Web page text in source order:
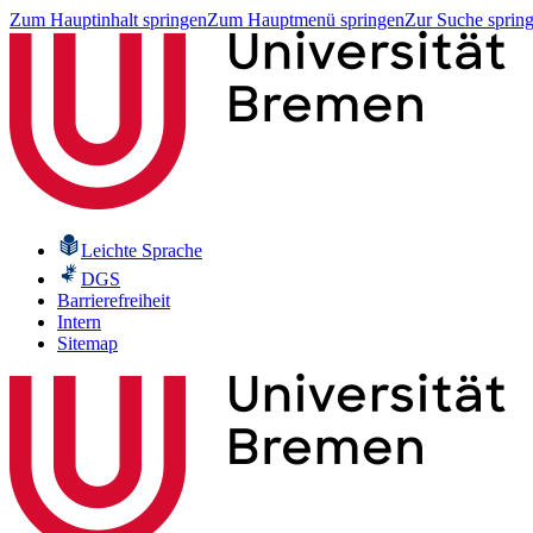
Zum Hauptinhalt springenZum Hauptmenü springenZur Suche
Leichte Sprache
DGS
Barrierefreiheit
Intern
Sitemap